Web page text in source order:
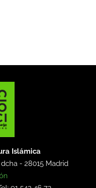
Islámica
dcha -28015 Madrid